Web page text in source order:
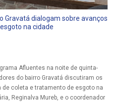
Gravatá dialogam sobre avanços
na cidade
Afluentes na noite de quinta-
do bairro Gravatá discutiram os
coleta e tratamento de esgoto na
Reginalva Mureb, e o coordenador